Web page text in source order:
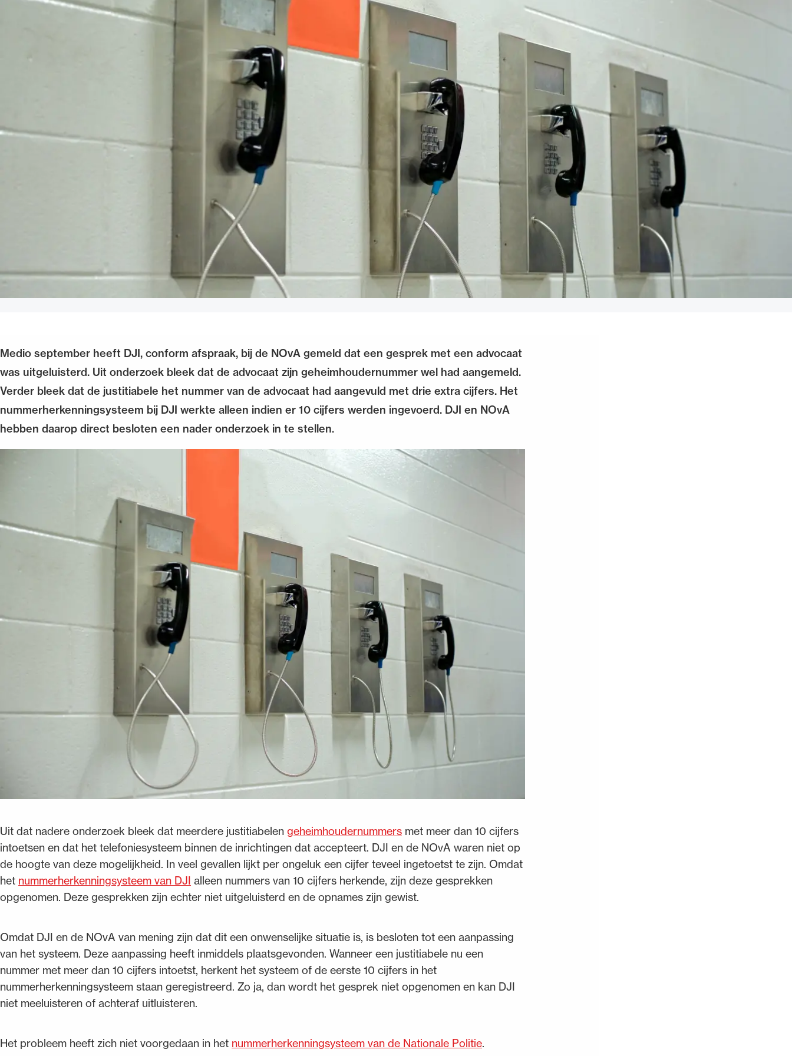
Medio september heeft DJI, conform afspraak, bij de NOvA gemeld dat een gesprek met een advocaat
was uitgeluisterd. Uit onderzoek bleek dat de advocaat zijn geheimhoudernummer wel had aangemeld.
Verder bleek dat de justitiabele het nummer van de advocaat had aangevuld met drie extra cijfers. Het
nummerherkenningsysteem bij DJI werkte alleen indien er 10 cijfers werden ingevoerd. DJI en NOvA
hebben daarop direct besloten een nader onderzoek in te stellen.
Uit dat nadere onderzoek bleek dat meerdere justitiabelengeheimhoudernummers met meer dan 10 cijfers
intoetsen en dat het telefoniesysteem binnen de inrichtingen dat accepteert. DJI en de NOvA waren niet op
de hoogte van deze mogelijkheid. In veel gevallen lijkt per ongeluk een cijfer teveel ingetoetst te zijn. Omdat
het nummerherkenningsysteem van DJI alleen nummers van 10 cijfers herkende, zijn deze gesprekken
opgenomen. Deze gesprekken zijn echter niet uitgeluisterd en de opnames zijn gewist.
Omdat DJI en de NOvA van mening zijn dat dit een onwenselijke situatie is, is besloten tot een aanpassing
van het systeem. Deze aanpassing heeft inmiddels plaatsgevonden. Wanneer een justitiabele nu een
nummer met meer dan 10 cijfers intoetst, herkent het systeem of de eerste 10 cijfers in het
nummerherkenningsysteem staan geregistreerd. Zo ja, dan wordt het gesprek niet opgenomen en kan DJI
niet meeluisteren of achteraf uitluisteren.
Het probleem heeft zich niet voorgedaan in het nummerherkenningsysteem van de Nationale Politie.
Alle wet- en regelgeving voor de advocatuur. Van de
Advocatenwet tot de Verordening op de advocatuur
(Voda) en de Regeling op de advocatuur (Roda).
Ondersteuning voor advocaten bij hun
beroepsuitoefening: van de advocatenpas tot het
rechtsgebiedenregister en geheimhoudernummers.